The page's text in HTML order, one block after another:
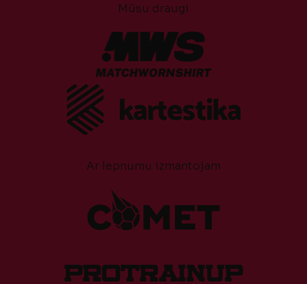
Mūsu draugi
Ar lepnumu izmantojam